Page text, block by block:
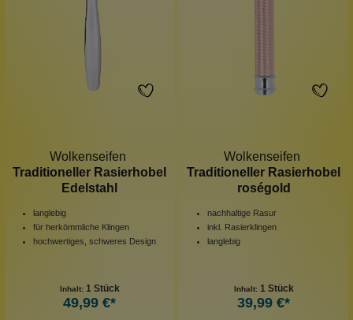
Wolkenseifen
Traditioneller Rasierhobel
Edelstahl
langlebig
für herkömmliche Klingen
hochwertiges, schweres Design
Inhalt: 1 Stück
49,99 €*
Wolkenseifen
Traditioneller Rasierhobel
roségold
nachhaltige Rasur
inkl. Rasierklingen
langlebig
Inhalt: 1 Stück
39,99 €*